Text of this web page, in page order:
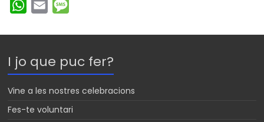
W
a
s
A
p
a
l
s
a
g
e
I jo que puc fer?
Vine a les nostres celebracions
Fes-te voluntari